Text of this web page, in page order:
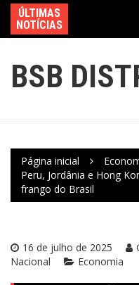
ÚLTIMAS
NOTÍCIAS
BSB
Página inicial
Peru, Jordânia e Hong
frango do Brasil
16 de julho de 2025
Nacional
Economia